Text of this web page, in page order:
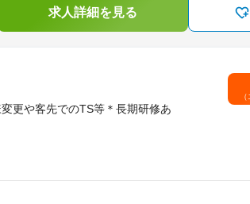
求人詳細を見る
更や客先でのTS等＊長期研修あ